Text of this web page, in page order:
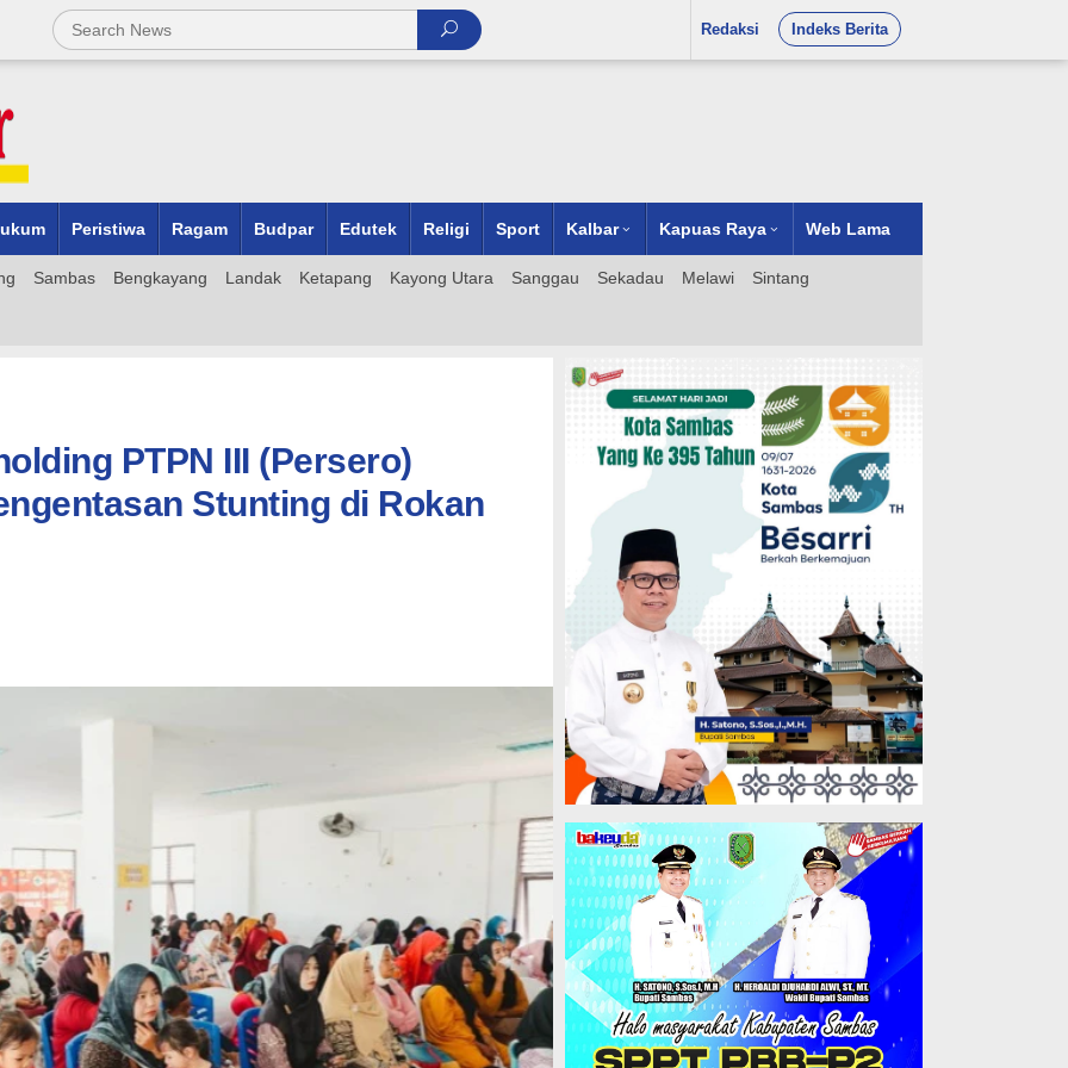
Redaksi Indeks Berita
Peristiwa Ragam Budpar Edutek Religi Sport Kalbar Kapuas Raya Web Lama
Sambas Bengkayang Landak Ketapang Kayong Utara Sanggau Sekadau Melawi Sintang
PTPN III (Persero)
Stunting di Rokan